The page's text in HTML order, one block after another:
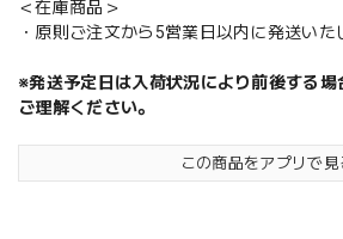
＜在庫商品＞
・原則ご注文から5営業日以内に発送いた
※発送予定日は入荷状況により前後する
ご理解ください。
この商品をアプリで見